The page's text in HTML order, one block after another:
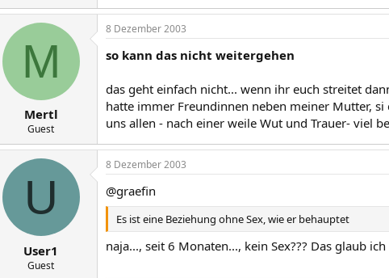
M
Mertl
Guest
8 Dezember 2003
so kann das nicht weitergehen
das geht einfach nicht... wenn ihr euch streitet
hatte immer Freundinnen neben meiner Mutter,
uns allen - nach einer weile Wut und Trauer- viel
U
User1
Guest
8 Dezember 2003
@graefin
Es ist eine Beziehung ohne Sex, wie er behauptet
naja..., seit 6 Monaten..., kein Sex??? Das glaub